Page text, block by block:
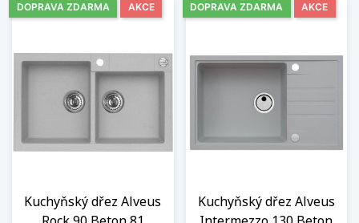
Kuchyňský dřez Alveus
DOPRAVA ZDARMA AKCE
Kuchyňský dřez Alveus
DOPRAVA ZDARMA AKCE